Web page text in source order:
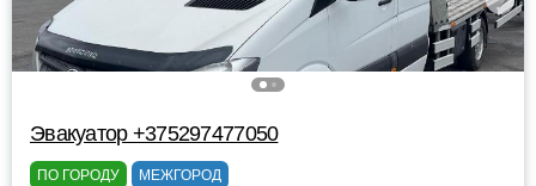
Эвакуатор +375297477050
ПО ГОРОДУ МЕЖГОРОД